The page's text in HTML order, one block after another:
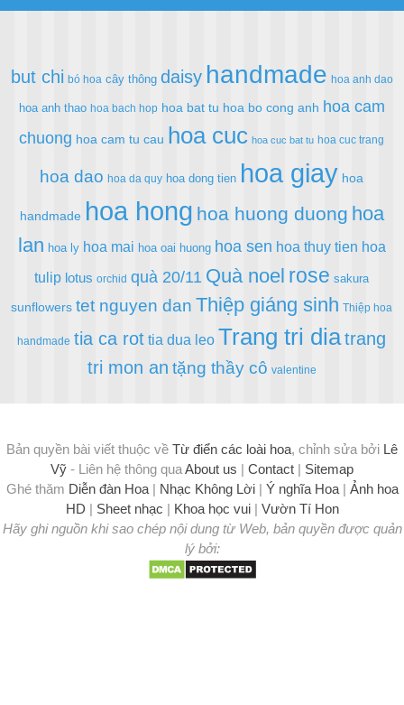
but chi bó hoa cây thông daisy handmade hoa anh dao
hoa anh thao hoa bach hop hoa bat tu hoa bo cong anh hoa cam
chuong hoa cam tu cau hoa cuc hoa cuc bat tu hoa cuc trang
hoa dao hoa da quy hoa dong tien hoa giay hoa
handmade hoa hong hoa huong duong hoa
lan hoa ly hoa mai hoa oai huong hoa sen hoa thuy tien hoa
tulip lotus orchid quà 20/11 Quà noel rose sakura
sunflowers tet nguyen dan Thiệp giáng sinh Thiệp hoa
handmade tia ca rot tia dua leo Trang tri diatrang
tri mon an tặng thầy cô valentine
Bản quyền bài viết thuộc về Từ điển các loài hoa, chỉnh sửa bởi Lê
Vỹ - Liên hệ thông quaAbout us | Contact | Sitemap
Ghé thăm Diễn đàn Hoa| Nhạc Không Lời| Ý nghĩa Hoa| Ảnh hoa
HD | Sheet nhạc | Khoa học vui| Vườn Tí Hon
Hãy ghi nguồn khi sao chép nội dung từ Web, bản quyền được quản
lý bởi: